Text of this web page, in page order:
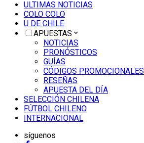
ULTIMAS NOTICIAS
COLO COLO
U DE CHILE
APUESTAS
NOTICIAS
PRONÓSTICOS
GUÍAS
CÓDIGOS PROMOCIONALES
RESEÑAS
APUESTA DEL DÍA
SELECCIÓN CHILENA
FÚTBOL CHILENO
INTERNACIONAL
síguenos